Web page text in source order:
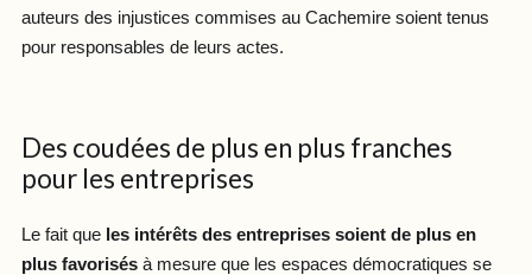
auteurs des injustices commises au Cachemire soient tenus
pour responsables de leurs actes.
Des coudées de plus en plus franches
pour les entreprises
Le fait que les intérêts des entreprises soient de plus en
plus favorisésà mesure que les espaces démocratiques se